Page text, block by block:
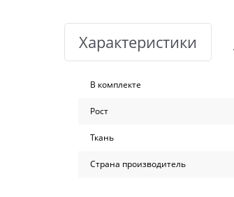
Характеристики
В комплекте
Рост
Ткань
Страна производитель